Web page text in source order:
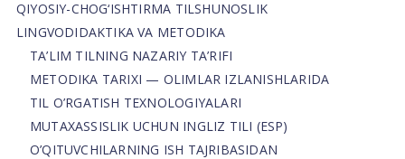
QIYOSIY-CHOG‘ISHTIRMA TILSHUNOSLIK
LINGVODIDAKTIKA VA METODIKA
TA’LIM TILNING NAZARIY TA’RIFI
METODIKA TARIXI — OLIMLAR IZLANISHLARIDA
TIL O’RGATISH TEXNOLOGIYALARI
MUTAXASSISLIK UCHUN INGLIZ TILI (ESP)
O’QITUVCHILARNING ISH TAJRIBASIDAN